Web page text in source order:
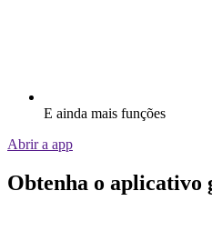
E ainda mais funções
Abrir a app
Obtenha o